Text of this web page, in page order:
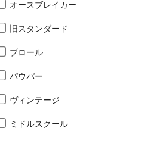
オースブレイカー
旧スタンダード
ブロール
パウパー
ヴィンテージ
ミドルスクール